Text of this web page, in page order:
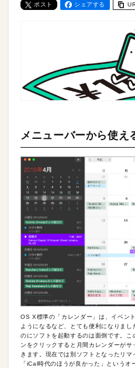
ポスト シェアする
メニューバーから使え
OS X標準の「カレンダー」は、イベン
ようになるなど、とても便利になりま
のにソフトを起動するのは面倒です。こ
ンをクリックすると月間カレンダーが
きます。現在では別ソフトとなったリマ
「iCal時代のほうが良かった」というオ